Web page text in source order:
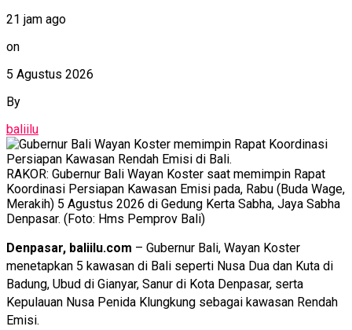
21 jam ago
on
5 Agustus 2026
By
baliilu
RAKOR: Gubernur Bali Wayan Koster saat memimpin Rapat
Koordinasi Persiapan Kawasan Emisi pada, Rabu (Buda Wage,
Merakih) 5 Agustus 2026 di Gedung Kerta Sabha, Jaya Sabha
Denpasar. (Foto: Hms Pemprov Bali)
Denpasar, baliilu.com – Gubernur Bali, Wayan Koster
menetapkan 5 kawasan di Bali seperti Nusa Dua dan Kuta di
Badung, Ubud di Gianyar, Sanur di Kota Denpasar, serta
Kepulauan Nusa Penida Klungkung sebagai kawasan Rendah
Emisi.